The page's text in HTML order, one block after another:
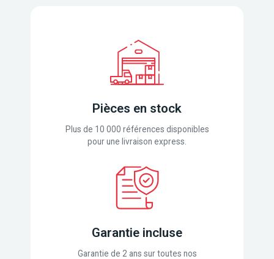
Pièces en stock
Plus de 10 000 références disponibles
pour une livraison express.
Garantie incluse
Garantie de 2 ans sur toutes nos